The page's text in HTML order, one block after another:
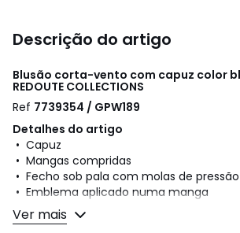
Descrição do artigo
Blusão corta-vento com capuz color
REDOUTE COLLECTIONS
Ref 7739354 / GPW189
Detalhes do artigo
• Capuz
• Mangas compridas
• Fecho sob pala com molas de pressão
• Emblema aplicado numa manga
• 2 bolsos com fecho
• Comprimento: Comp
Ver mais